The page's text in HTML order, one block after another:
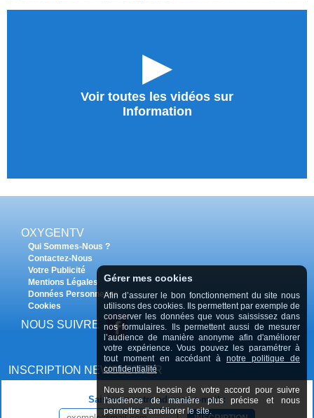
►
Voir toutes les vidéos sur
Information
OXYGENTV
Qui Sommes-Nous ?
Contactez-Nous
Votre Publicité
Mentions Légales
Données Personnelles
Cookies
NOUS SUIVRE
INSCRIPTION NEWSLETTER
Saisissez votre adresse e-mail :
Gérer mes cookies
Afin d’assurer le bon fonctionnement du site nous
utilisons des cookies. Ils permettent par exemple de
conserver les données que vous saississez dans
nos formulaires. Ils permettent aussi de mesurer
l’audience de manière anonyme afin d'améliorer
votre expérience. Vous pouvez les paramétrer à
tout moment en accédant à notre politique de
confidentialité
Nous avons beosin de votre accord pour suivre
l'audience de manière plus précise et nous
permettre d'améliorer le site.